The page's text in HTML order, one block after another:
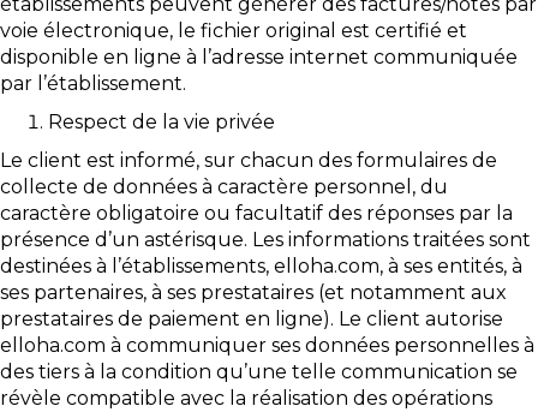
voie électronique, le fichier original est certifié et
disponible en ligne à l’adresse internet communiquée
par l’établissement.
Respect de la vie privée
Le client est informé, sur chacun des formulaires de
collecte de données à caractère personnel, du
caractère obligatoire ou facultatif des réponses par la
présence d’un astérisque. Les informations traitées sont
destinées à l’établissements, elloha.com, à ses entités, à
ses partenaires, à ses prestataires (et notamment aux
prestataires de paiement en ligne). Le client autorise
elloha.com à communiquer ses données personnelles à
des tiers à la condition qu’une telle communication se
révèle compatible avec la réalisation des opérations